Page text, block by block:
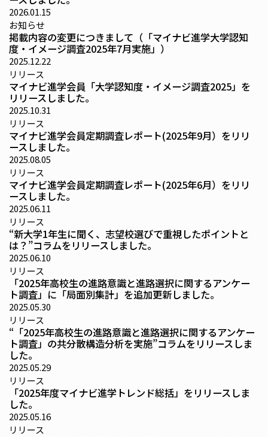
2026.01.15
お知らせ
掲載内容の変更につきまして（「マイナビ進学大学認知
度・イメージ調査2025年7月実施」）
2025.12.22
リリース
マイナビ進学会員「大学認知度・イメージ調査2025」を
リリースしました。
2025.10.31
リリース
マイナビ進学会員定期調査レポート(2025年9月）をリリ
ースしました。
2025.08.05
リリース
マイナビ進学会員定期調査レポート(2025年6月）をリリ
ースしました。
2025.06.11
リリース
“新大学1年生に聞く、志望校選びで重視したポイントと
は？”コラムをリリースしました。
2025.06.10
リリース
「2025年高校生の進路意識と進路選択に関するアンケー
ト調査」に「局面別集計」を追加更新しました。
2025.05.30
リリース
“「2025年高校生の進路意識と進路選択に関するアンケー
ト調査」の共分散構造分析を実施”コラムをリリースしま
した。
2025.05.29
リリース
「2025年度マイナビ進学トレンド総括」をリリースしま
した。
2025.05.16
リリース